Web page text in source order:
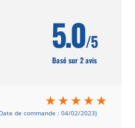
5.0/5
Basé sur 2 avis
de commande : 04/02/2023)